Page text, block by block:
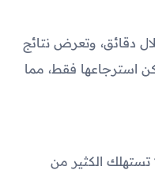
دقائق، وتعرض نتائج
استرجاعها فقط، مما
تستهلك الكثير من